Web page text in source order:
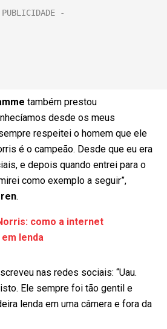
também prestou
desde os meus
respeitei o homem que ele
é o campeão. Desde que eu era
e depois quando entrei para o
como exemplo a seguir”,
.
como a internet
lenda
nas redes sociais: “Uau.
Ele sempre foi tão gentil e
lenda em uma câmera e fora da